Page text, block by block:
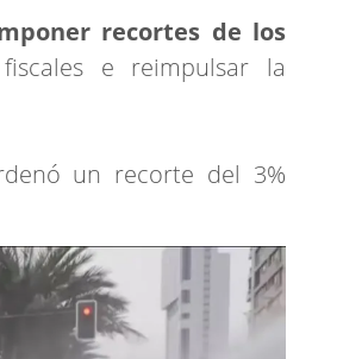
recortes de los
e reimpulsar la
un recorte del 3%